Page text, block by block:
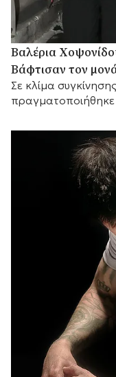
Βαλέρια
Βάφτισαν τον
Σε κλίμα
πραγματοποιήθηκε
τους.